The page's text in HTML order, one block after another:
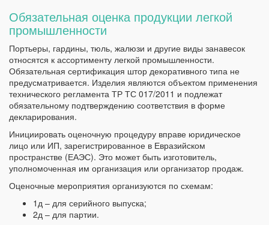
Обязательная оценка продукции легкой
промышленности
Портьеры, гардины, тюль, жалюзи и другие виды занавесок
относятся к ассортименту легкой промышленности.
Обязательная сертификация штор декоративного типа не
предусматривается. Изделия являются объектом применения
технического регламента ТР ТС 017/2011 и подлежат
обязательному подтверждению соответствия в форме
декларирования.
Инициировать оценочную процедуру вправе юридическое
лицо или ИП, зарегистрированное в Евразийском
пространстве (ЕАЭС). Это может быть изготовитель,
уполномоченная им организация или организатор продаж.
Оценочные мероприятия организуются по схемам:
1д – для серийного выпуска;
2д – для партии.